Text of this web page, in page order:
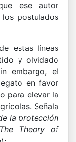
ese autor
postulados
estas líneas
y olvidado
embargo, el
en favor
para elevar la
Señala
la protección
The Theory of